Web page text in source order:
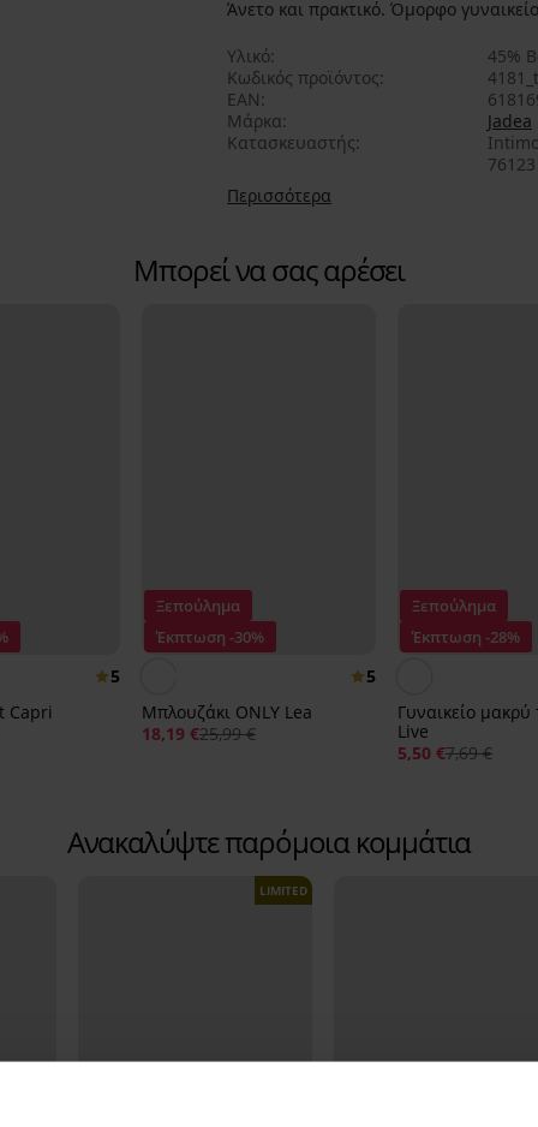
Άνετο και πρακτικό. Όμορφο
Υλικό
45%
Κωδικός προϊόντος
EAN
Μάρκα
Jadea
Κατασκευαστής
Περισσότερα
Μπορεί να σας αρέσει
5
Capri
Ξεπούλημα
Έκπτωση -30%
5
Μπλουζάκι ONLY Lea
18,19 €25,99 €
Ξεπούλημα
Έκπτωση -28%
Γυναικείο μακρύ
Live
5,50 €7,69 €
Ανακαλύψτε παρόμοια κομμάτια
LIMITED